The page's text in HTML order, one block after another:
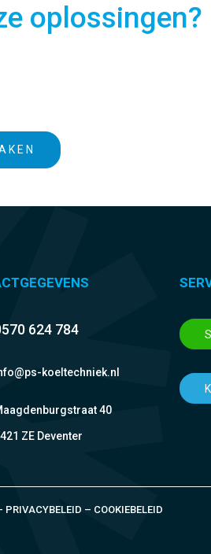
oplossingen?
624 784
koeltechniek.nl
40
ZE Deventer
– COOKIEBELEID